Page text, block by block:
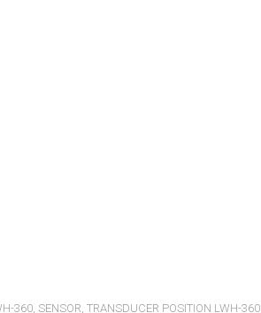
360, SENSOR, TRANSDUCER POSITION LWH-360